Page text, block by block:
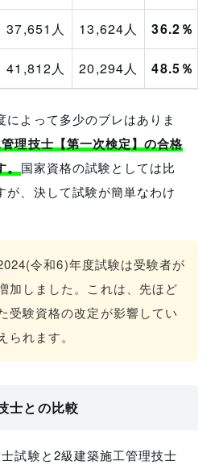
37,651人 13,624人 36.2％
41,812人 20,294人 48.5％
によって多少のブレはありま
理技士【第一次検定】の合格
。国家資格の試験としては比
が、決して試験が簡単なわけ
令和6)年度試験は受験者が
加しました。これは、先ほど
受験資格の改定が影響してい
られます。
士との比較
試験と2級建築施工管理技士